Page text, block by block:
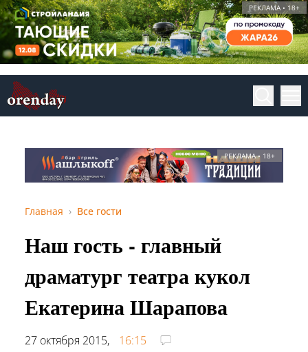
РЕКЛАМА • 18+
РЕКЛАМА • 18+
Главная Все гости
Наш гость - главный
драматург театра кукол
Екатерина Шарапова
27 октября 2015, 16:15